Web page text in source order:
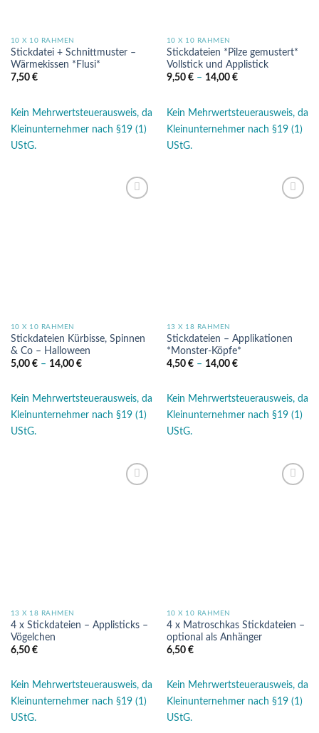
10 X 10 RAHMEN
Stickdatei + Schnittmuster –
Wärmekissen *Flusi*
7,50 €
Kein Mehrwertsteuerausweis, da
Kleinunternehmer nach §19 (1)
UStG.
10 X 10 RAHMEN
Stickdateien *Pilze gemustert*
Vollstick und Applistick
9,50 €– 14,00 €
Kein Mehrwertsteuerausweis, da
Kleinunternehmer nach §19 (1)
UStG.
10 X 10 RAHMEN
Stickdateien Kürbisse, Spinnen
& Co – Halloween
5,00 €– 14,00 €
Kein Mehrwertsteuerausweis, da
Kleinunternehmer nach §19 (1)
UStG.
13 X 18 RAHMEN
Stickdateien – Applikationen
*Monster-Köpfe*
4,50 €– 14,00 €
Kein Mehrwertsteuerausweis, da
Kleinunternehmer nach §19 (1)
UStG.
13 X 18 RAHMEN
4 x Stickdateien – Applisticks –
Vögelchen
6,50 €
Kein Mehrwertsteuerausweis, da
Kleinunternehmer nach §19 (1)
UStG.
10 X 10 RAHMEN
4 x Matroschkas Stickdateien –
optional als Anhänger
6,50 €
Kein Mehrwertsteuerausweis, da
Kleinunternehmer nach §19 (1)
UStG.